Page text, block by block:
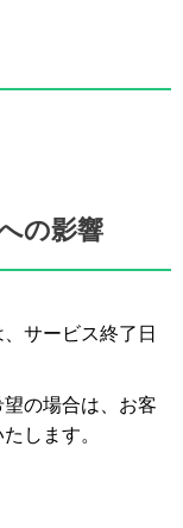
の影響
サービス終了日
の場合は、お客
します。